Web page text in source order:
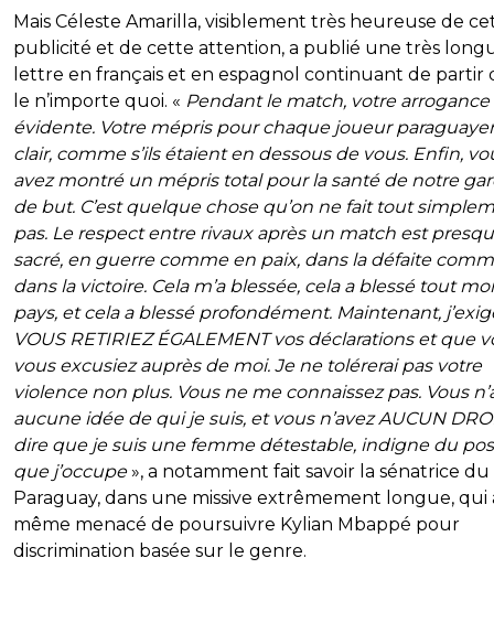
Mais Céleste Amarilla, visiblement très heureuse de
publicité et de cette attention, a publié une très
lettre en français et en espagnol continuant de partir
le n’importe quoi. « Pendant le match, votre
évidente. Votre mépris pour chaque joueur
clair, comme s’ils étaient en dessous de vous. Enfin,
avez montré un mépris total pour la santé de notre
de but. C’est quelque chose qu’on ne fait tout
pas. Le respect entre rivaux après un match est
sacré, en guerre comme en paix, dans la défaite
dans la victoire. Cela m’a blessée, cela a blessé tout
pays, et cela a blessé profondément. Maintenant,
VOUS RETIRIEZ ÉGALEMENT vos déclarations et que
vous excusiez auprès de moi. Je ne tolérerai pas votre
violence non plus. Vous ne me connaissez pas. Vous
aucune idée de qui je suis, et vous n’avez AUCUN
dire que je suis une femme détestable, indigne du
que j’occupe», a notamment fait savoir la sénatrice du
Paraguay, dans une missive extrêmement longue, qui
même menacé de poursuivre Kylian Mbappé pour
discrimination basée sur le genre.